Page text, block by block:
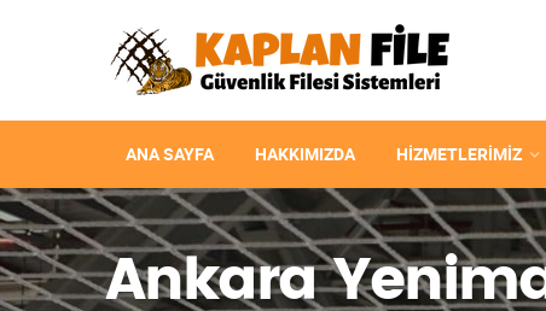
ANA SAYFA HAKKIMIZDA HIZMETLERIMIZ
Ankara